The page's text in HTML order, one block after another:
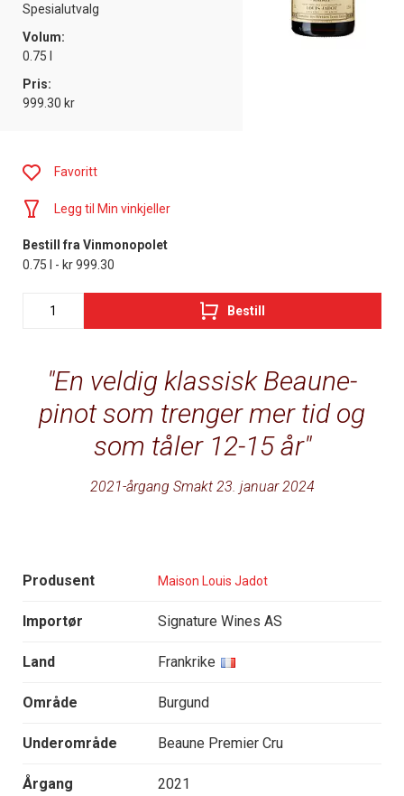
Spesialutvalg
Volum:
0.75 l
Pris:
999.30 kr
En veldig klassisk Beaune-
pinot som trenger mer tid og
som tåler 12-15 år
2021-årgang Smakt 23. januar 2024
Produsent Maison Louis Jadot
Importør Signature Wines AS
Land Frankrike
Område Burgund
Underområde Beaune Premier Cru
Årgang 2021
Favoritt
Legg til Min vinkjeller
Bestill fra Vinmonopolet
0.75 l - kr 999.30
Bestill